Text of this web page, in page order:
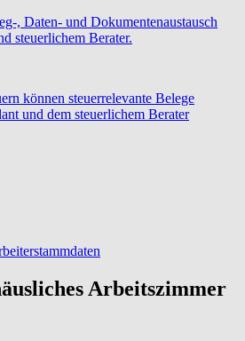
, Daten- und Dokumentenaustausch
steuerlichem Berater.
können steuerrelevante Belege
und dem steuerlichem Berater
Arbeitszimmer